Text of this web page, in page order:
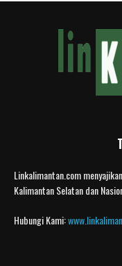
Linkalimantan.com
Kalimantan Selatan dan
Hubungi Kami: